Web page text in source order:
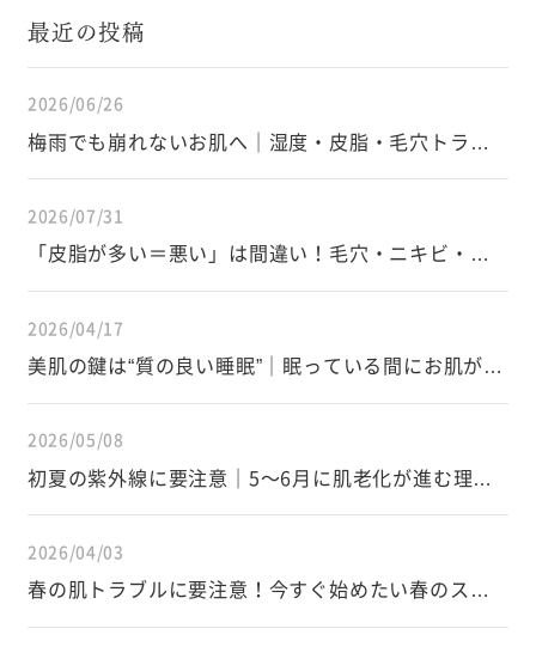
最近の投稿
2026/06/26
梅雨でも崩れないお肌へ｜湿度・皮脂・毛穴トラブ
2026/07/31
「皮脂が多い＝悪い」は間違い！毛穴・ニキビ・イ
2026/04/17
美肌の鍵は“質の良い睡眠”｜眠っている間にお肌が変
2026/05/08
初夏の紫外線に要注意｜5〜6月に肌老化が進む理由
2026/04/03
春の肌トラブルに要注意！今すぐ始めたい春のスキ